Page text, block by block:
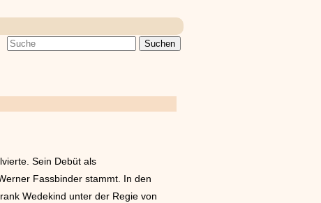
Sein Debüt als
Fassbinder stammt. In den
Wedekind unter der Regie von